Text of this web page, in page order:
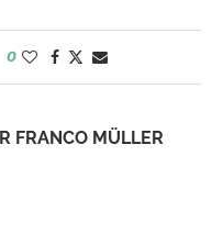
0
FRANCO MÜLLER